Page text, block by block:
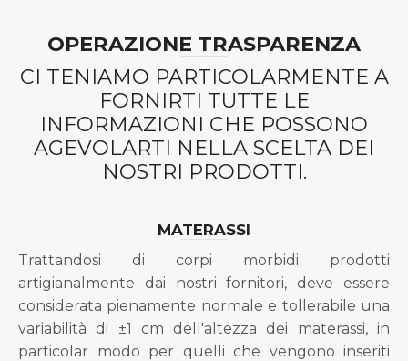
OPERAZIONE TRASPARENZA
CI TENIAMO PARTICOLARMENTE A
FORNIRTI TUTTE LE
INFORMAZIONI CHE POSSONO
AGEVOLARTI NELLA SCELTA DEI
NOSTRI PRODOTTI.
MATERASSI
Trattandosi di corpi morbidi prodotti
artigianalmente dai nostri fornitori, deve essere
considerata pienamente normale e tollerabile una
variabilità di ±1 cm dell'altezza dei materassi, in
particolar modo per quelli che vengono inseriti